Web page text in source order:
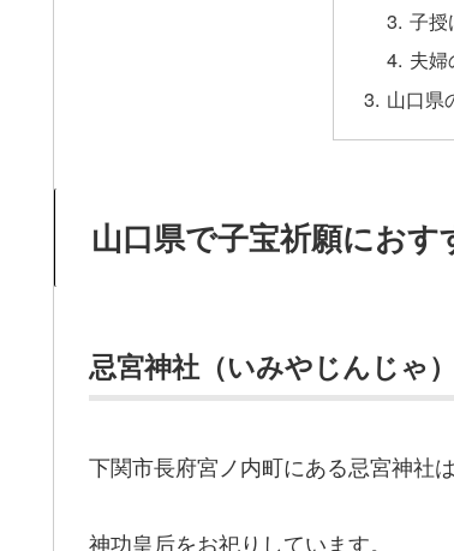
子授
夫婦
山口県
山口県で子宝祈願にお
忌宮神社（いみやじんじゃ）
下関市長府宮ノ内町にある忌宮神社
神功皇后をお祀りしています。